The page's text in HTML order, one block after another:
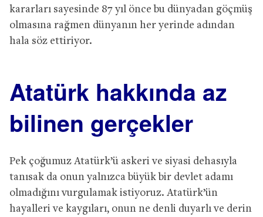
kararları sayesinde 87 yıl önce bu dünyadan göçmüş
olmasına rağmen dünyanın her yerinde adından
hala söz ettiriyor.
Atatürk hakkında az
bilinen gerçekler
Pek çoğumuz Atatürk’ü askeri ve siyasi dehasıyla
tanısak da onun yalnızca büyük bir devlet adamı
olmadığını vurgulamak istiyoruz. Atatürk’ün
hayalleri ve kaygıları, onun ne denli duyarlı ve derin